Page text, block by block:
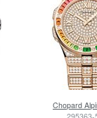
Chopard